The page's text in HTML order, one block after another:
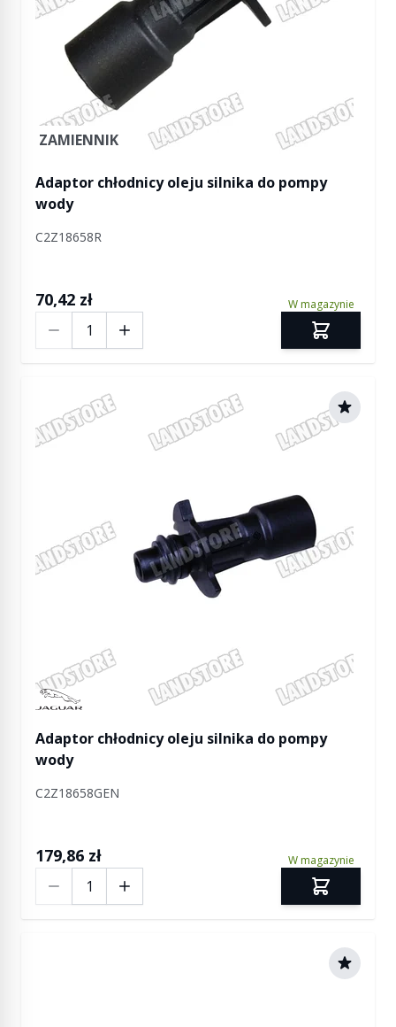
ZAMIENNIK
Adaptor chłodnicy oleju silnika do pompy
wody
C2Z18658R
70,42 zł W magazynie
Manufactured by Jaguar
Adaptor chłodnicy oleju silnika do pompy
wody
C2Z18658GEN
179,86 zł W magazynie